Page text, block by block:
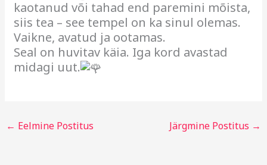
kaotanud või tahad end paremini mõista,
siis tea – see tempel on ka sinul olemas.
Vaikne, avatud ja ootamas.
Seal on huvitav käia. Iga kord avastad
midagi uut.
← Eelmine Postitus Järgmine Postitus →